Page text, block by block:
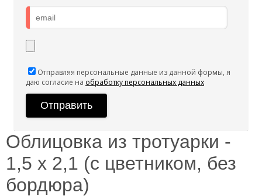
Отправляя персональные данные из данной формы, я
даю согласие на обработку персональных данных
Облицовка из тротуарки -
1,5 х 2,1 (с цветником, без
бордюра)